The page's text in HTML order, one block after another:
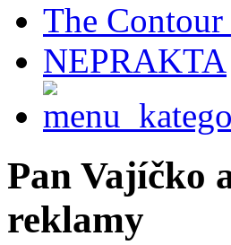
The Contour
NEPRAKTA
Pan Vajíčko
reklamy